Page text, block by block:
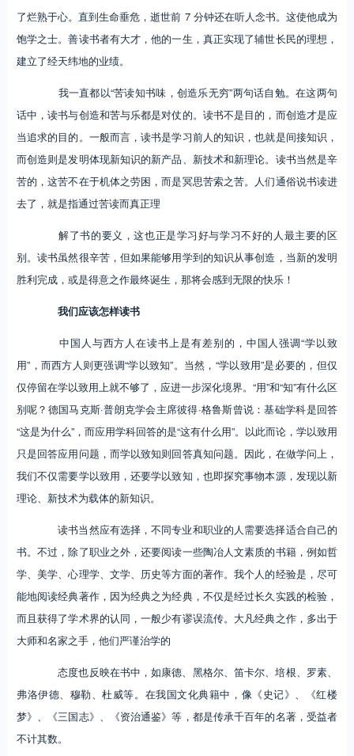
了烂熟于心。直到生命垂危，逝世前 7 分钟还在听人念书。这使他成为
饱学之士。善读书者有大才，他的一生，真正实现了辅世长民的理想，
建立了经天纬地的业绩。
我一直都以“苦读知书味，创造乐无穷”两句话自勉。在这两句
话中，读书与创造和苦与乐都是对仗的。读书不是目的，而创造才是应
当追求的目的。一般而言，读书是学习前人的知识，也就是间接知识，
而创造则是发明体现新知识的新产品、新技术和新理论。读书当然是辛
苦的，这苦不在于机体之劳困，而是冥思苦索之苦。人们通俗说书读进
去了，就是指通过苦读而真正理
解了书的要义，这也正是学习好与学习不好的人最主要的区
别。读书虽然很辛苦，但如果能够用学到的知识从事创造，当新的发明
胜利完成，或是得意之作最终诞生，那将会感到无限的快乐！
我们应该怎样读书
中国人与西方人在读书上是有差别的，中国人强调“学以致
用”，而西方人则更强调“学以致知”。当然，“学以致用”是必要的，但仅
仅停留在学以致用上就不够了，应进一步深化境界。“用”和“知”有什么区
别呢？德国马克斯·普朗克学会主席彼得·格鲁斯曾说：基础学科是回答
“这是为什么”，而应用学科回答的是“这有什么用”。以此而论，学以致用
只是回答应用问题，而学以致知则回答真知问题。因此，在做学问上，
我们不仅需要学以致用，还要学以致知，也即探究事物本源，发现以新
理论、新技术为载体的新知识。
读书当然应有选择，不同专业和职业的人需要选择适合自己的
书。不过，除了职业之外，还要阅读一些陶冶人文素质的书籍，例如哲
学、美学、心理学、文学、历史等方面的著作。我个人的经验是，尽可
能地阅读经典著作，因为经典之为经典，不仅是经过长久实践的检验，
而且获得了学术界的认同，一般少有谬误流传。大凡经典之作，多出于
大师和名家之手，他们严谨治学的
态度也反映在书中，如康德、黑格尔、笛卡尔、培根、罗素、
弗洛伊德、穆勒、杜威等。在我国文化典籍中，像《史记》、《红楼
梦》、《三国志》、《资治通鉴》等，都是传承千百年的名著，受益者
不计其数。